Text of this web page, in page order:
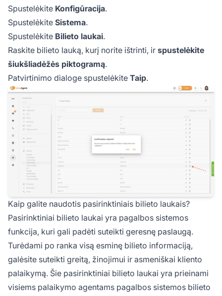
Spustelėkite Konfigūracija.
Spustelėkite Sistema.
Spustelėkite Bilieto laukai.
Raskite bilieto lauką, kurį norite ištrinti, ir spustelėkite
šiukšliadėžės piktogramą.
Patvirtinimo dialoge spustelėkite Taip.
Kaip galite naudotis pasirinktiniais bilieto laukais?
Pasirinktiniai bilieto laukai yra pagalbos sistemos
funkcija, kuri gali padėti suteikti geresnę paslaugą.
Turėdami po ranka visą esminę bilieto informaciją,
galėsite suteikti greitą, žinojimui ir asmeniškai kliento
palaikymą. Šie pasirinktiniai bilieto laukai yra prieinami
visiems palaikymo agentams pagalbos sistemos bilieto